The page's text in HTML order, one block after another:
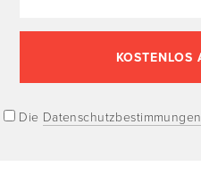
Die Datenschutzbestimmungen